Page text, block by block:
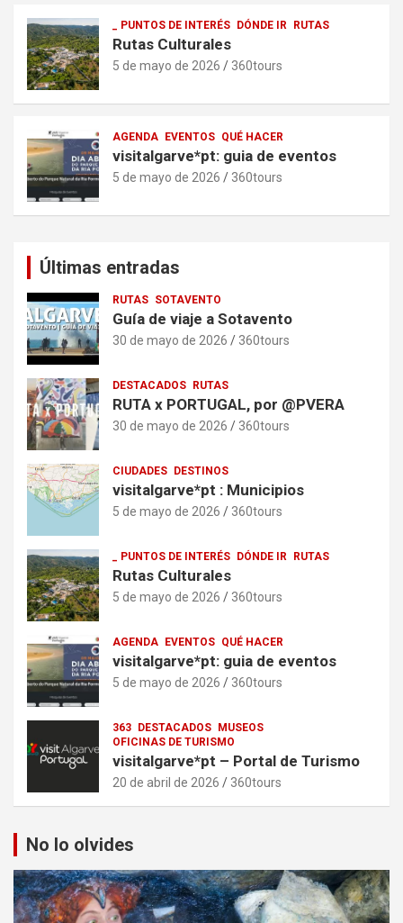
_ PUNTOS DE INTERÉS DÓNDE IR RUTAS
Rutas Culturales
5 de mayo de 2026 360tours
AGENDA EVENTOS QUÉ HACER
visitalgarve*pt: guia de eventos
5 de mayo de 2026 360tours
Últimas entradas
RUTAS SOTAVENTO
Guía de viaje a Sotavento
30 de mayo de 2026 360tours
DESTACADOS RUTAS
RUTA x PORTUGAL, por @PVERA
30 de mayo de 2026 360tours
CIUDADES DESTINOS
visitalgarve*pt : Municipios
5 de mayo de 2026 360tours
_ PUNTOS DE INTERÉS DÓNDE IR RUTAS
Rutas Culturales
5 de mayo de 2026 360tours
AGENDA EVENTOS QUÉ HACER
visitalgarve*pt: guia de eventos
5 de mayo de 2026 360tours
363 DESTACADOS MUSEOS
OFICINAS DE TURISMO
visitalgarve*pt – Portal de Turismo
20 de abril de 2026 360tours
No lo olvides